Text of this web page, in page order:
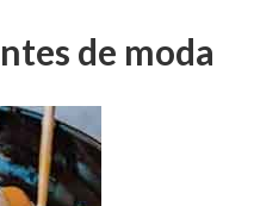
de moda